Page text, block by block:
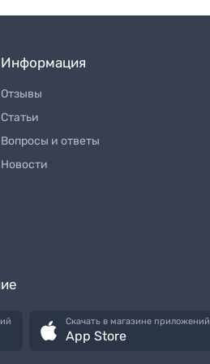
Информация
Отзывы
Статьи
Вопросы и ответы
Новости
Скачать в магазине приложений
App Store